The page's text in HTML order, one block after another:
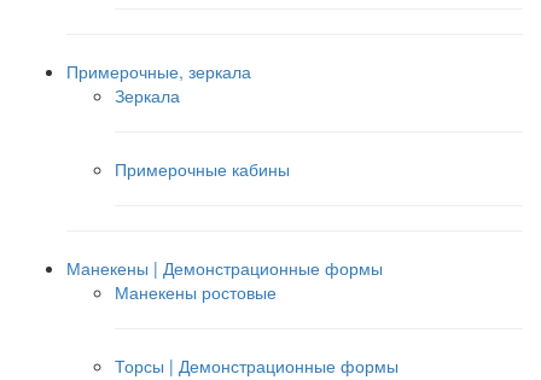
Примерочные, зеркала
Зеркала
Примерочные кабины
Манекены | Демонстрационные формы
Манекены ростовые
Торсы | Демонстрационные формы